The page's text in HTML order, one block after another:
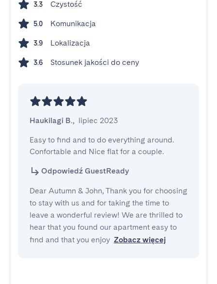
3.3 Czystość
5.0 Komunikacja
3.9 Lokalizacja
3.6 Stosunek jakości do ceny
Haukilagi B., lipiec 2023
Easy to find and to do everything around.
Confortable and Nice flat for a couple.
Odpowiedź GuestReady
Dear Autumn & John, Thank you for choosing
to stay with us and for taking the time to
leave a wonderful review! We are thrilled to
hear that you found our apartment easy to
find and that you enjoy Zobacz więcej